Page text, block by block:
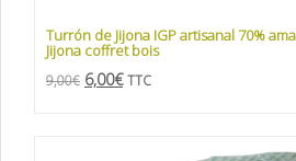
Turrón de Jijona IGP artisanal 70%
Jijona coffret bois
9,00€ 6,00€ TTC